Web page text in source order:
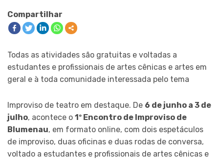
Compartilhar
Todas as atividades são gratuitas e voltadas a
estudantes e profissionais de artes cênicas e artes em
geral e à toda comunidade interessada pelo tema
Improviso de teatro em destaque. De 6 de junho a 3 de
julho, acontece o 1º Encontro de Improviso de
Blumenau, em formato online, com dois espetáculos
de improviso, duas oficinas e duas rodas de conversa,
voltado a estudantes e profissionais de artes cênicas e